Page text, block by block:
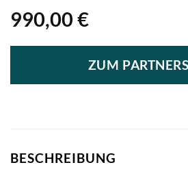
990,00 €
ZUM
BESCHREIBUNG